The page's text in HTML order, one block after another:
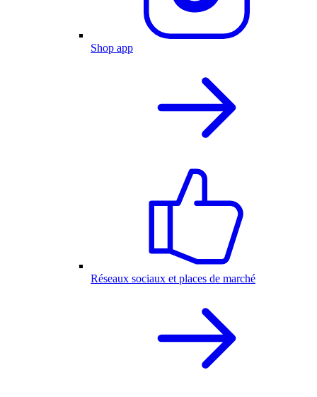
Shop app
Réseaux sociaux et places de marché